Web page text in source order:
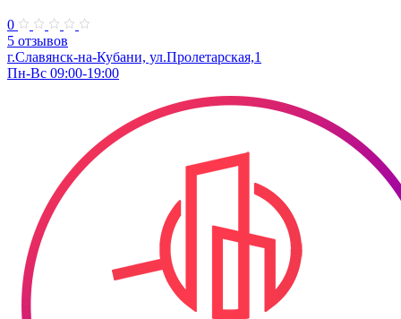
0
5 отзывов
г.Славянск-на-Кубани, ул.Пролетарская,1
Пн-Вс 09:00-19:00